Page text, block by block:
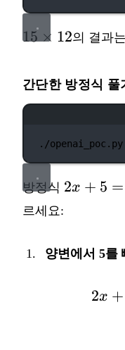
15
15 × 12의 결과는
간단한 방정식 풀
./openai_poc.py
방정식 2x
15
2x + 5 =
르세요:
양변에서 5를
2x +